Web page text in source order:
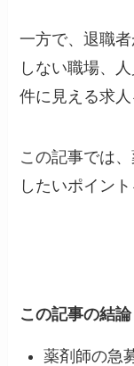
一方で、退職
しない職場、
件に見える求
この記事では
したいポイン
この記事の結論
薬剤師の急